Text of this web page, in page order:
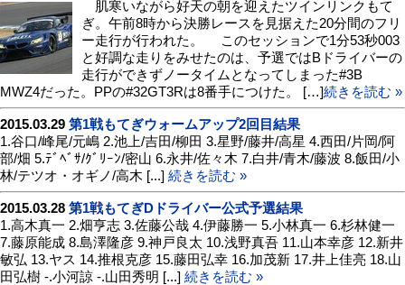
肌寒いながら好天の朝を迎えたツインリンクもて
ぎ。午前8時から決勝レースを見据えた20分間のフリ
ー走行が行われた。 このセッションで1分53秒003
と好調な走りをみせたのは、予選ではBドライバーの
走行ができずノータイムとなってしまった#3B
MWZ4だった。PPの#32GT3Rは8番手につけた。 […]続きを読む »
2015.03.29 第1戦もてぎウォームアップ2回目結果
1.谷口/峰尾/元嶋 2.池上/吉田/柳田 3.星野/藤井/高星 4.西田/片岡/阿
部/畑 5.ﾃﾞﾍﾞｻ/ｸﾞﾘｰﾝ/密山 6.永井/佐々木 7.白井/青木/藤波 8.飯田/小
林/テツオ・オギノ/高木 [...] 続きを読む »
2015.03.28 第1戦もてぎDドライバー公式予選結果
1.高木真一 2.畑亨志 3.佐藤公哉 4.伊藤勝一 5.小林真一 6.杉林健一
7.藤原能成 8.島澤隆彦 9.神戸良太 10.浅野真吾 11.山本幸彦 12.新井
敏弘 13.ヤス 14.推根克彦 15.藤田弘幸 16.加茂新 17.井上佳亮 18.山
田弘樹 -.小河諒 -.山田秀明 [...] 続きを読む »